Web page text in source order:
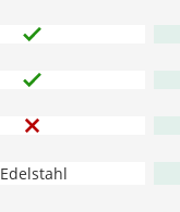
Edelstahl